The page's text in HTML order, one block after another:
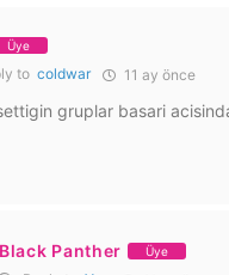
Üye
to coldwar 11 ay önce
gruplar basari
Black Panther Üye